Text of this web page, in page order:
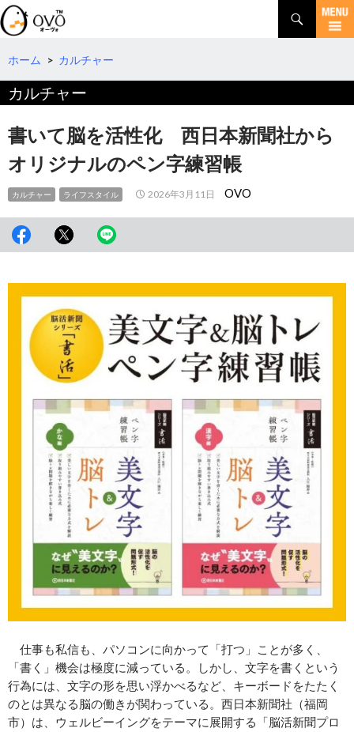
検
索
コ
テ
ツ
へ
動
ホーム > カルチャー
カルチャー
書いて脳を活性化 西日本新聞社から
オリジナルのペン字練習帳
カルチャー ライフスタイル 2026年3月11日 OVO
仕事も私信も、パソコンに向かって「打つ」ことが多く、
「書く」機会は極度に減っている。しかし、文字を書くという
行為には、文字の形を思い浮かべるなど、キーボードをたたく
のとは異なる脳の働きが関わっている。西日本新聞社（福岡
市）は、ウェルビーイングをテーマに展開する「脳活新聞プロ